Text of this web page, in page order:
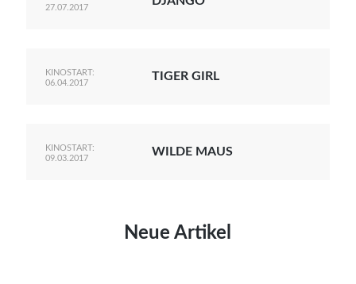
27.07.2017
KINOSTART:
06.04.2017
TIGER GIRL
KINOSTART:
09.03.2017
WILDE MAUS
Neue Artikel